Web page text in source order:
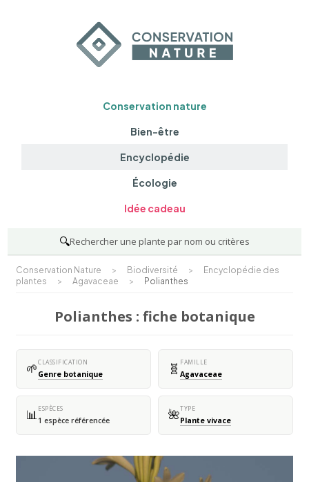
Conservation nature
Bien-être
Encyclopédie
Écologie
Idée cadeau
🔍Rechercher une plante par nom ou critères
Conservation Nature > Biodiversité >
Encyclopédie des
plantes
> Agavaceae > Polianthes
Polianthes : fiche botanique
🌱CLASSIFICATION
Genre botanique 🧬 FAMILLE
Agavaceae
📊ESPÈCES
1 espèce référencée 🌺TYPE
Plante vivace